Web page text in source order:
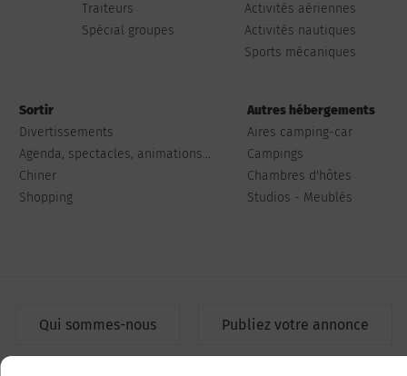
Traiteurs
Spécial groupes
Activités aériennes
Activités nautiques
Sports mécaniques
Sortir
Divertissements
Agenda, spectacles, animations...
Chiner
Shopping
Autres hébergements
Aires camping-car
Campings
Chambres d'hôtes
Studios - Meublés
Qui sommes-nous Publiez votre annonce